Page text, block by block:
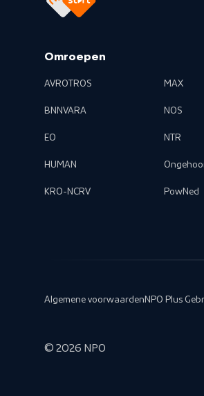
Omroepen
AVROTROS
BNNVARA
EO
HUMAN
KRO-NCRV
MAX
NOS
NTR
PowNed
Algemene voorwaarden NPO Plus
© 2026 NPO